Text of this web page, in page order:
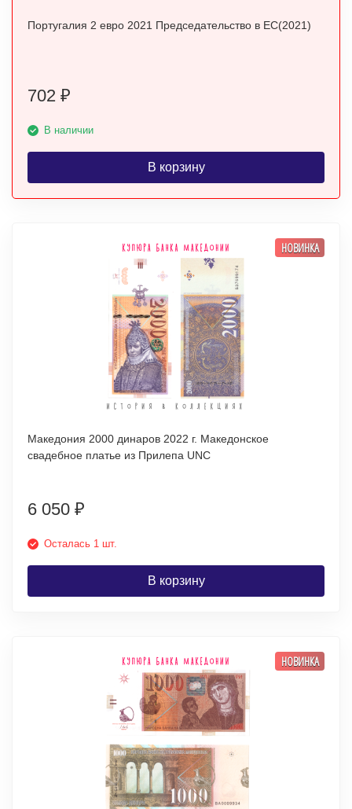
Португалия 2 евро 2021 Председательство в ЕС(2021)
702 ₽
В наличии
В корзину
НОВИНКА
Македония 2000 динаров 2022 г. Македонское
свадебное платье из Прилепа UNC
6 050 ₽
Осталась 1 шт.
В корзину
НОВИНКА